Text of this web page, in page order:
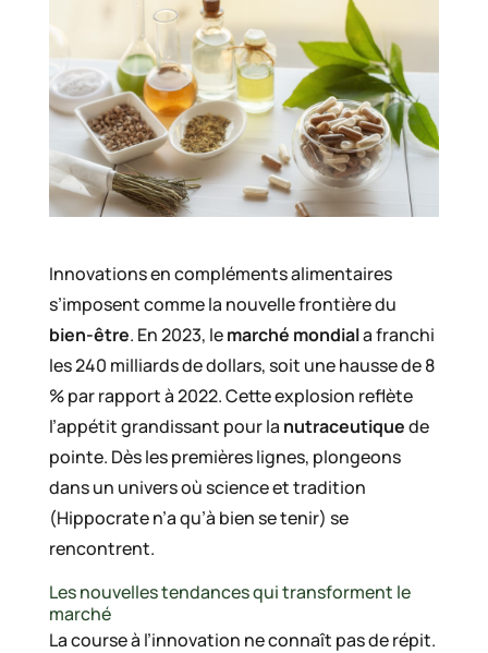
Innovations en compléments alimentaires
s’imposent comme la nouvelle frontière du
bien-être. En 2023, lemarché mondiala franchi
les 240 milliards de dollars, soit une hausse de 8
% par rapport à 2022. Cette explosion reflète
l’appétit grandissant pour la nutraceutiquede
pointe. Dès les premières lignes, plongeons
dans un univers où science et tradition
(Hippocrate n’a qu’à bien se tenir) se
rencontrent.
Les nouvelles tendances qui transforment le
marché
La course à l’innovation ne connaît pas de répit.